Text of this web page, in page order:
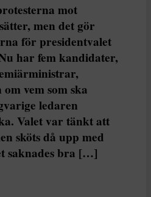
mot
men det gör
för presidentvalet
har fem kandidater,
vem som ska
ledaren
Valet var tänkt att
sköts då upp med
saknades bra […]